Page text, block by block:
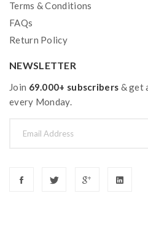
Terms & Conditions
FAQs
Return Policy
NEWSLETTER
Join 69.000+ subscribers & get
every Monday.